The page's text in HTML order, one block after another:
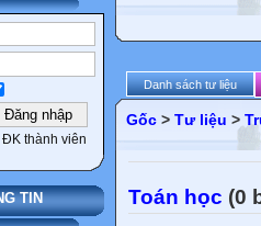
ĐK thành viên
TIN
Danh sách tư liệu
Gốc > Tư liệu >
Toán học (0